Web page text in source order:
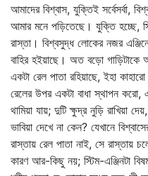
আমাদের বিশ্বাস, যুক্তিই সর্বেসর্বা,
আমার মনে পড়িতেছে। যুক্তি হচ্ছে,
রাস্তা। বিশ্বসুদ্ধ লোকের নজর
বাহির হইয়াছে। অত বড়ো গাড়িটাকে
একটা রেল পাতা রহিয়াছে, ইহা
রেলের উপর একটা বাধা স্থাপন করো,
থামিয়া যায়; দুটি ক্ষুদ্র নুড়ি রাখিয়া
ভাবিয়া দেখে না কেন? যেখানে
রাস্তায় রেল পাতা নাই, সে রাস্তায়
কারণ আর-কিছু নয়; স্টিম-এঞ্জিনটা